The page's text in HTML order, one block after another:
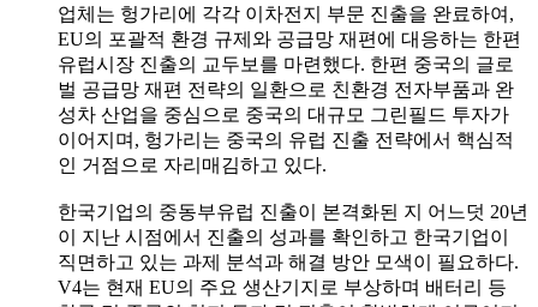
업체는 헝가리에 각각 이차전지 부문 진출을 완료하여,
EU의 포괄적 환경 규제와 공급망 재편에 대응하는 한편
유럽시장 진출의 교두보를 마련했다. 한편 중국의 글로
벌 공급망 재편 전략의 일환으로 친환경 전자부품과 완
성차 산업을 중심으로 중국의 대규모 그린필드 투자가
이어지며, 헝가리는 중국의 유럽 진출 전략에서 핵심적
인 거점으로 자리매김하고 있다.
한국기업의 중동부유럽 진출이 본격화된 지 어느덧 20년
이 지난 시점에서 진출의 성과를 확인하고 한국기업이
직면하고 있는 과제 분석과 해결 방안 모색이 필요하다.
V4는 현재 EU의 주요 생산기지로 부상하며 배터리 등